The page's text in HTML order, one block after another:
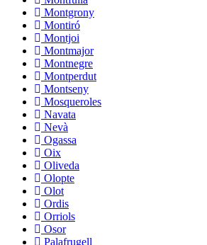
Montgrony
Montiró
Montjoi
Montmajor
Montnegre
Montperdut
Montseny
Mosqueroles
Navata
Nevà
Ogassa
Oix
Oliveda
Olopte
Olot
Ordis
Orriols
Osor
Palafrugell